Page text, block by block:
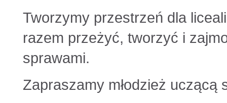
Tworzymy przestrzeń dla
razem przeżyć, tworzyć i
sprawami.
Zapraszamy młodzież uczącą